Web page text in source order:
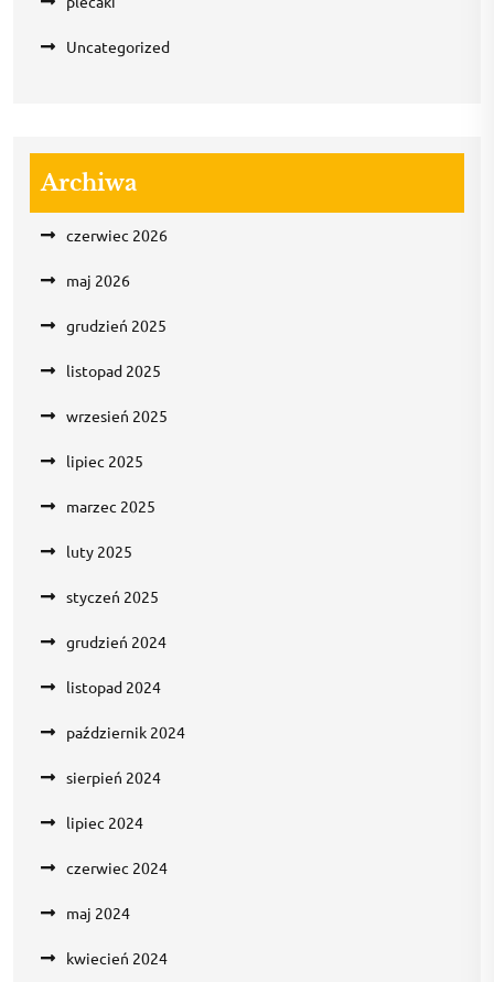
Uncategorized
Archiwa
czerwiec 2026
maj 2026
grudzień 2025
listopad 2025
wrzesień 2025
lipiec 2025
marzec 2025
luty 2025
styczeń 2025
grudzień 2024
listopad 2024
październik 2024
sierpień 2024
lipiec 2024
czerwiec 2024
maj 2024
kwiecień 2024